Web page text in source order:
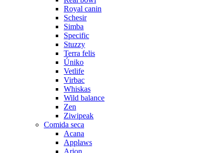
Royal canin
Schesir
Simba
Specific
Stuzzy
Terra felis
Úniko
Vetlife
Virbac
Whiskas
Wild balance
Zen
Ziwipeak
Comida seca
Acana
Applaws
Arion